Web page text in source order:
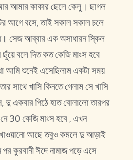
আমার কাকার ছেলে কেলু। ছাগল
আগে বসে, তাই সকাল সকাল চলে
সেজ আব্বার এক অসাধারন স্কিল
বলে দিত কত কেজি মাংস হবে
আমি শুনেই এসেছিলাম একটা সময়
সাথে খাসি কিনতে গেলাম সে খাসি
দু একবার পিঠে হাত বোলালো তারপর
নে 30 কেজি মাংস হবে , এখন
খাওয়ানো আছে তবুও কমলে দু আড়াই
কুরবানী ঈদে নামাজ পড়ে এসে